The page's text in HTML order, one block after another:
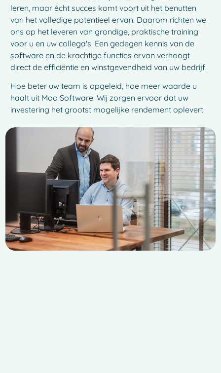
leren, maar écht succes komt voort uit het benutten
van het volledige potentieel ervan. Daarom richten we
ons op het leveren van grondige, praktische training
voor u en uw collega's. Een gedegen kennis van de
software en de krachtige functies ervan verhoogt
direct de efficiëntie en winstgevendheid van uw bedrijf.
Hoe beter uw team is opgeleid, hoe meer waarde u
haalt uit Moo Software. Wij zorgen ervoor dat uw
investering het grootst mogelijke rendement oplevert.